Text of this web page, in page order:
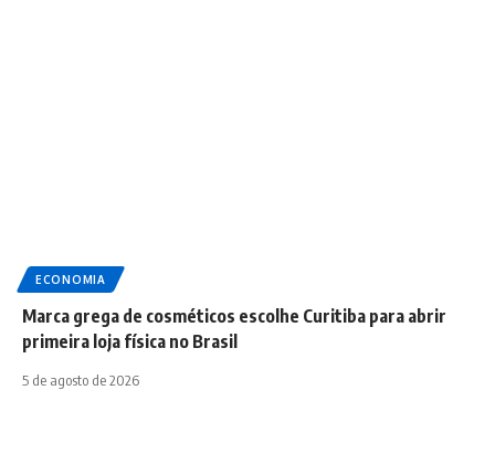
ECONOMIA
Marca grega de cosméticos escolhe Curitiba para abrir
primeira loja física no Brasil
5 de agosto de 2026